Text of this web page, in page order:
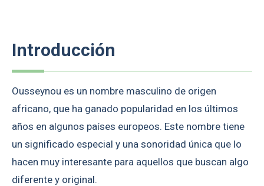
Introducción
Ousseynou es un nombre masculino de origen
africano, que ha ganado popularidad en los últimos
años en algunos países europeos. Este nombre tiene
un significado especial y una sonoridad única que lo
hacen muy interesante para aquellos que buscan algo
diferente y original.